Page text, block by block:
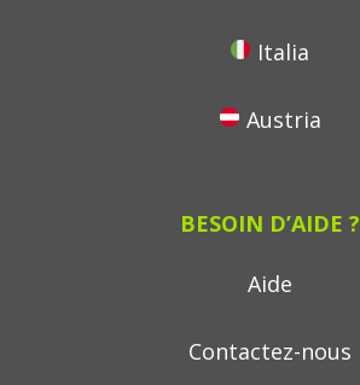
Italia
Austria
BESOIN D’AIDE ?
Aide
Contactez-nous